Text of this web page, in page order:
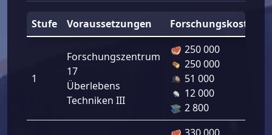
Stufe Voraussetzungen Forschungskosten
1
Forschungszentrum
17
Überlebens
Techniken III
250 000
250 000
51 000
12 000
2 800